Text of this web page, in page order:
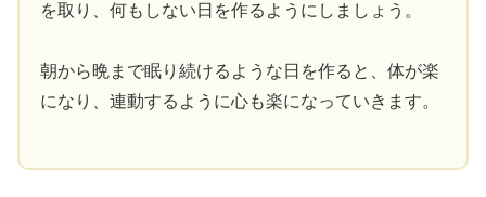
を取り、何もしない日を作るようにしましょう。
朝から晩まで眠り続けるような日を作ると、体が楽
になり、連動するように心も楽になっていきます。